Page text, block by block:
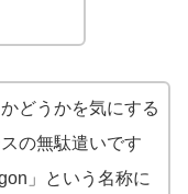
どうかを気にする
の無駄遣いです
」という名称に